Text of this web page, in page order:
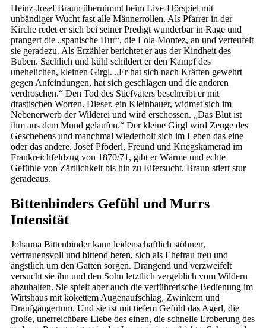
Heinz-Josef Braun übernimmt beim Live-Hörspiel mit
unbändiger Wucht fast alle Männerrollen. Als Pfarrer in der
Kirche redet er sich bei seiner Predigt wunderbar in Rage und
prangert die „spanische Hur“, die Lola Montez, an und verteufelt
sie geradezu. Als Erzähler berichtet er aus der Kindheit des
Buben. Sachlich und kühl schildert er den Kampf des
unehelichen, kleinen Girgl. „Er hat sich nach Kräften gewehrt
gegen Anfeindungen, hat sich geschlagen und die anderen
verdroschen.“ Den Tod des Stiefvaters beschreibt er mit
drastischen Worten. Dieser, ein Kleinbauer, widmet sich im
Nebenerwerb der Wilderei und wird erschossen. „Das Blut ist
ihm aus dem Mund gelaufen.“ Der kleine Girgl wird Zeuge des
Geschehens und manchmal wiederholt sich im Leben das eine
oder das andere. Josef Pföderl, Freund und Kriegskamerad im
Frankreichfeldzug von 1870/71, gibt er Wärme und echte
Gefühle von Zärtlichkeit bis hin zu Eifersucht. Braun stiert stur
geradeaus.
Bittenbinders Gefühl und Murrs
Intensität
Johanna Bittenbinder kann leidenschaftlich stöhnen,
vertrauensvoll und bittend beten, sich als Ehefrau treu und
ängstlich um den Gatten sorgen. Drängend und verzweifelt
versucht sie ihn und den Sohn letztlich vergeblich vom Wildern
abzuhalten. Sie spielt aber auch die verführerische Bedienung im
Wirtshaus mit kokettem Augenaufschlag, Zwinkern und
Draufgängertum. Und sie ist mit tiefem Gefühl das Agerl, die
große, unerreichbare Liebe des einen, die schnelle Eroberung des